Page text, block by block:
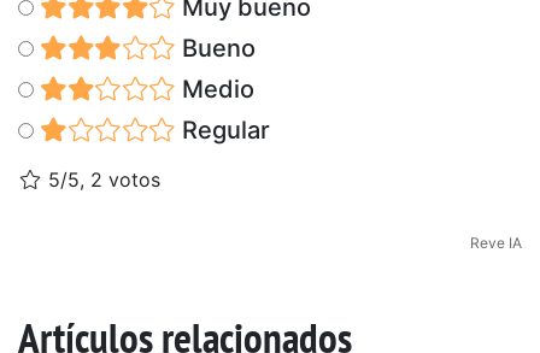
Muy bueno
Bueno
Medio
Regular
5/5, 2 votos
Reve IA
Artículos relacionados